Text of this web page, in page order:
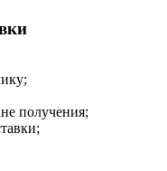
получения;